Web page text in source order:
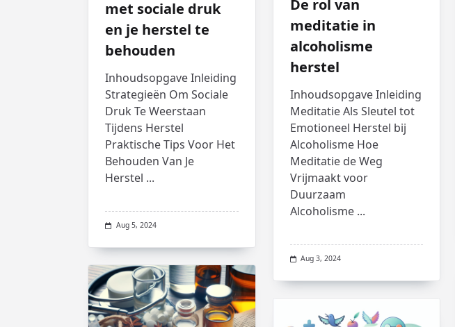
met sociale druk
en je herstel te
behouden
Inhoudsopgave Inleiding
Strategieën Om Sociale
Druk Te Weerstaan
Tijdens Herstel
Praktische Tips Voor Het
Behouden Van Je
Herstel ...
Aug 5, 2024
De rol van
meditatie in
alcoholisme
herstel
Inhoudsopgave Inleiding
Meditatie Als Sleutel tot
Emotioneel Herstel bij
Alcoholisme Hoe
Meditatie de Weg
Vrijmaakt voor
Duurzaam
Alcoholisme ...
Aug 3, 2024